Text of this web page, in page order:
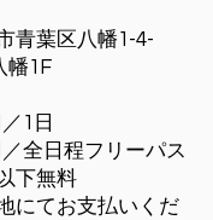
区八幡1-4-
幡1F
1日
程フリーパス
無料
にてお支払いくだ